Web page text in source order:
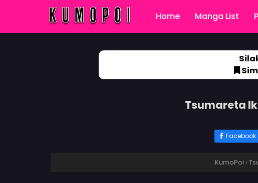
Home Manga List
Tsumareta
Facebook
KumoPoi ›